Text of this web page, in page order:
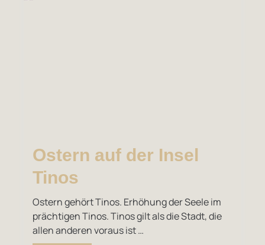
Ostern auf der Insel
Tinos
Ostern gehört Tinos. Erhöhung der Seele im
prächtigen Tinos. Tinos gilt als die Stadt, die
allen anderen voraus ist …